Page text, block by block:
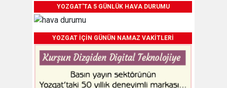
YOZGAT'TA 5 GÜNLÜK HAVA DURUMU
YOZGAT İÇİN GÜNÜN NAMAZ VAKİTLERİ